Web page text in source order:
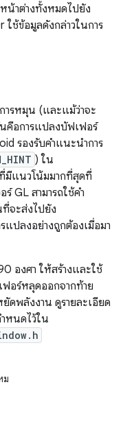
น้าต่างทั้งหมดไปยัง
ช้ข้อมูลดังกล่าวในการ
ารหมุน (และแม้ว่าจะ
คือการแปลงบัฟเฟอร์
รองรับคำแนะนำการ
) ใน
มีแนวโน้มมากที่สุดที่
GL สามารถใช้คำ
จะส่งไปยัง
ปลงอย่างถูกต้องเมื่อมา
องศา ให้สร้างและใช้
อร์หลุดออกจากท้าย
พลังงาน ดูรายละเอียด
หนดไว้ใน
ม